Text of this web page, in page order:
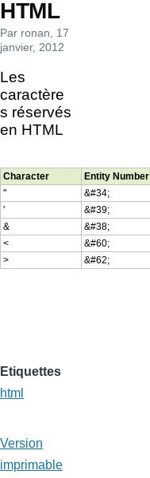
HTML
Par ronan , 17
janvier, 2012
Les
caractère
s réservés
en HTML
Character Entity Number
"
&#34;
'
&#39;
&
&#38;
<
&#60;
>
&#62;
Etiquettes
html
Version
imprimable